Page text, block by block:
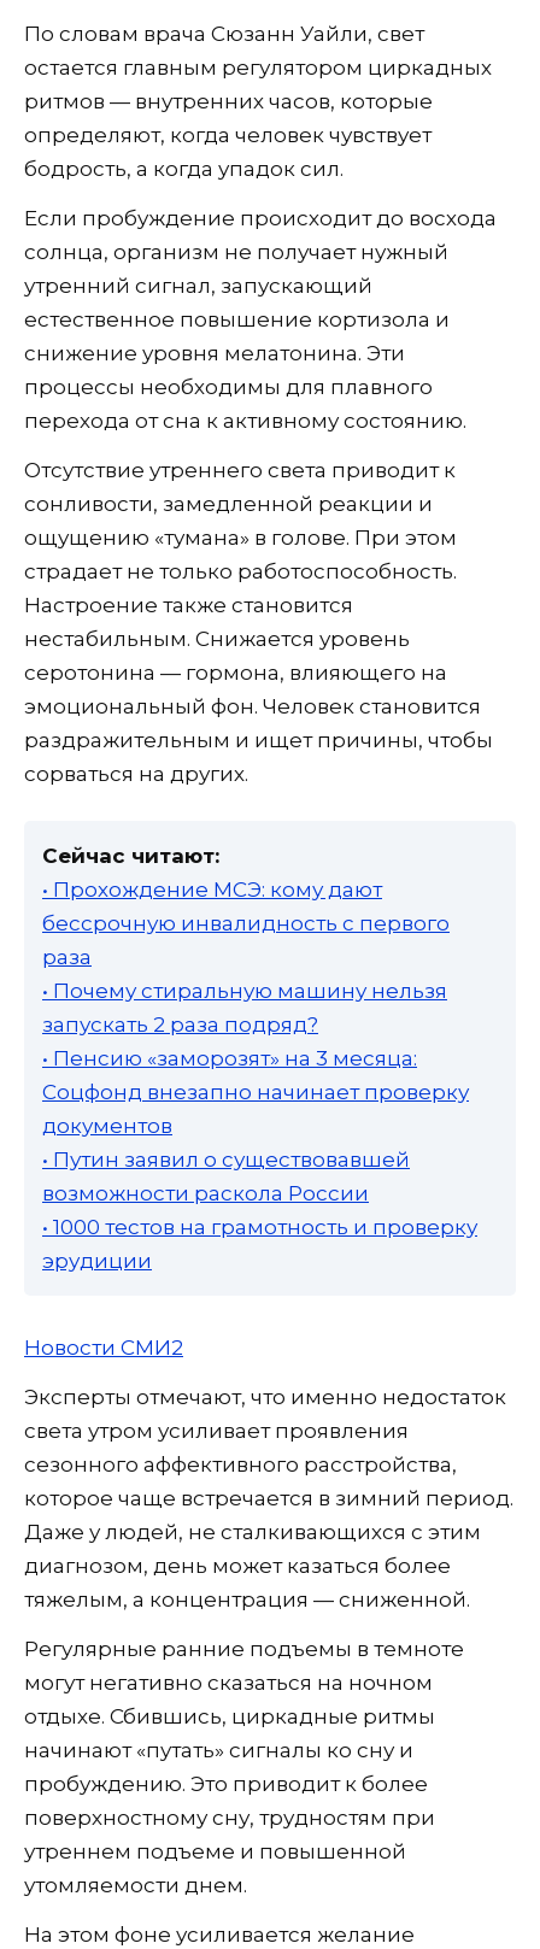
По словам врача Сюзанн Уайли, свет
остается главным регулятором циркадных
ритмов — внутренних часов, которые
определяют, когда человек чувствует
бодрость, а когда упадок сил.
Если пробуждение происходит до восхода
солнца, организм не получает нужный
утренний сигнал, запускающий
естественное повышение кортизола и
снижение уровня мелатонина. Эти
процессы необходимы для плавного
перехода от сна к активному состоянию.
Отсутствие утреннего света приводит к
сонливости, замедленной реакции и
ощущению «тумана» в голове. При этом
страдает не только работоспособность.
Настроение также становится
нестабильным. Снижается уровень
серотонина — гормона, влияющего на
эмоциональный фон. Человек становится
раздражительным и ищет причины, чтобы
сорваться на других.
Сейчас читают:
• Прохождение МСЭ: кому дают
бессрочную инвалидность с первого
раза
• Почему стиральную машину нельзя
запускать 2 раза подряд?
• Пенсию «заморозят» на 3 месяца:
Соцфонд внезапно начинает проверку
документов
• Путин заявил о существовавшей
возможности раскола России
• 1000 тестов на грамотность и проверку
эрудиции
Новости СМИ2
Эксперты отмечают, что именно недостаток
света утром усиливает проявления
сезонного аффективного расстройства,
которое чаще встречается в зимний период.
Даже у людей, не сталкивающихся с этим
диагнозом, день может казаться более
тяжелым, а концентрация — сниженной.
Регулярные ранние подъемы в темноте
могут негативно сказаться на ночном
отдыхе. Сбившись, циркадные ритмы
начинают «путать» сигналы ко сну и
пробуждению. Это приводит к более
поверхностному сну, трудностям при
утреннем подъеме и повышенной
утомляемости днем.
На этом фоне усиливается желание